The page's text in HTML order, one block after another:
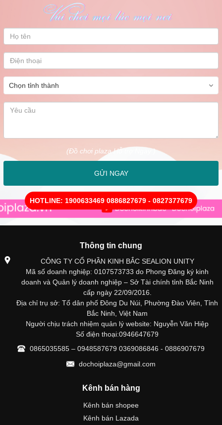
(Đồ chơi plaza Hỗ trợ Ngay )
GỬI NGAY
HOTLINE: 1900633469 0886827679 - 0827377679
Thông tin chung
CÔNG TY CỔ PHẦN KINH BẮC SEALION UNITY
Mã số doanh nghiệp: 0107573733 do Phong Đăng ký kinh
doanh và Quản lý doanh nghiệp – Sở Tài chính tỉnh Bắc Ninh
cấp ngày 22/09/2016.
Địa chỉ trụ sở: Tổ dân phố Đông Du Núi, Phường Đào Viên, Tỉnh
Bắc Ninh, Việt Nam
Người chịu trách nhiệm quản lý website: Nguyễn Văn Hiệp
Số điện thoại:0946647679
0865035585 – 0948587679 0369086846 - 0886907679
dochoiplaza@gmail.com
Kênh bán hàng
Kênh bán shopee
Kênh bán Lazada